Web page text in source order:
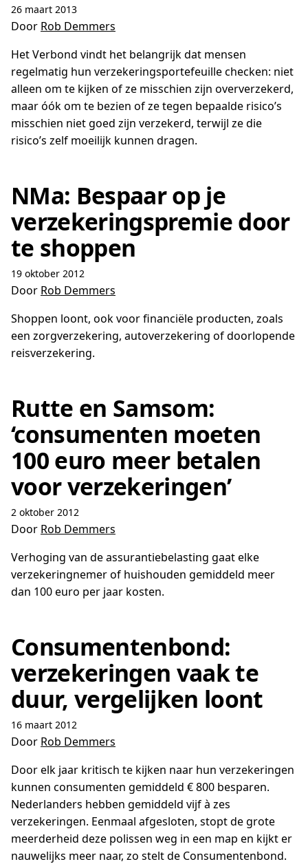
26 maart 2013
Door Rob Demmers
Het Verbond vindt het belangrijk dat mensen
regelmatig hun verzekeringsportefeuille checken: niet
alleen om te kijken of ze misschien zijn oververzekerd,
maar óók om te bezien of ze tegen bepaalde risico’s
misschien niet goed zijn verzekerd, terwijl ze die
risico’s zelf moeilijk kunnen dragen.
NMa: Bespaar op je
verzekeringspremie door
te shoppen
19 oktober 2012
Door Rob Demmers
Shoppen loont, ook voor financiële producten, zoals
een zorgverzekering, autoverzekering of doorlopende
reisverzekering.
Rutte en Samsom:
‘consumenten moeten
100 euro meer betalen
voor verzekeringen’
2 oktober 2012
Door Rob Demmers
Verhoging van de assurantiebelasting gaat elke
verzekeringnemer of huishouden gemiddeld meer
dan 100 euro per jaar kosten.
Consumentenbond:
verzekeringen vaak te
duur, vergelijken loont
16 maart 2012
Door Rob Demmers
Door elk jaar kritisch te kijken naar hun verzekeringen
kunnen consumenten gemiddeld € 800 besparen.
Nederlanders hebben gemiddeld vijf à zes
verzekeringen. Eenmaal afgesloten, stopt de grote
meerderheid deze polissen weg in een map en kijkt er
nauwelijks meer naar, zo stelt de Consumentenbond.